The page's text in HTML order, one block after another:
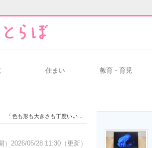
経営リーダーのコミュニティ
住まい 教育・育児
い！」「色違いでおそろいにして購入」
） 2026/05/28 11:30（更新）